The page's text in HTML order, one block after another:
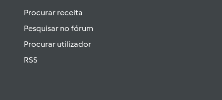
Procurar receita
Pesquisar no fórum
Procurar utilizador
RSS